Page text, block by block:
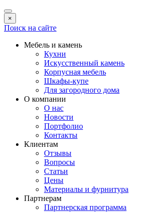
×
Поиск на сайте
Мебель и камень
Кухни
Искусственный камень
Корпусная мебель
Шкафы-купе
Для загородного дома
О компании
О нас
Новости
Портфолио
Контакты
Клиентам
Отзывы
Вопросы
Статьи
Цены
Материалы и фурнитура
Партнерам
Партнерская программа